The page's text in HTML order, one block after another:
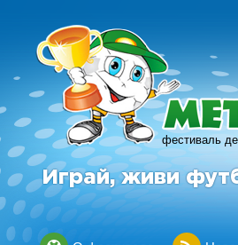
фестиваль
Играй, живи